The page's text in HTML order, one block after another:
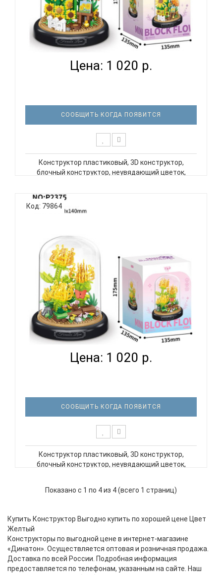
КОНСТРУКТОР ГЛАВИГРУШКА СM 4062
НЕУВЯДАЮЩИЙ ЦВЕТОК...
Цена: 1 020 р.
СООБЩИТЬ КОГДА ПОЯВИТСЯ
Конструктор пластиковый, 3D конструктор,
блочный конструктор, неувядающий цветок,
мелкую моторику рук, воображение,
коммуникативные навыки и пространственн..
Код: 79864
КОНСТРУКТОР ГЛАВИГРУШКА СM 4065
НЕУВЯДАЮЩИЙ ЦВЕТОК...
Цена: 1 020 р.
СООБЩИТЬ КОГДА ПОЯВИТСЯ
Конструктор пластиковый, 3D конструктор,
блочный конструктор, неувядающий цветок,
мелкую моторику рук, воображение,
Показано с 1 по 4 из 4 (всего 1 страниц)
Купить Конструктор Выгодно купить по хорошей цене Цвет
Желтый
Конструкторы по выгодной цене в интернет-магазине
«Динатон». Осуществляется оптовая и розничная продажа.
Доставка по всей России. Подробная информация
предоставляется по телефонам, указанным на сайте. Наш